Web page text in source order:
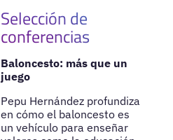
Selección de
conferencias
Baloncesto: más que un
juego
Pepu Hernández profundiza
en cómo el baloncesto es
un vehículo para enseñar